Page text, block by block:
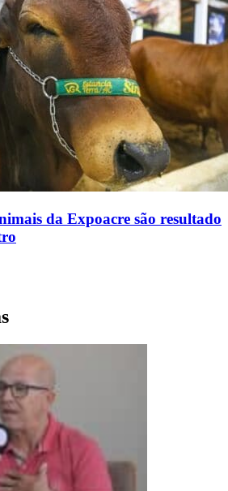
da Expoacre são resultado